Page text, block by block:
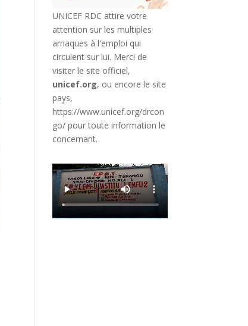
UNICEF RDC attire votre
attention sur les multiples
arnaques à l'emploi qui
circulent sur lui. Merci de
visiter le site officiel,
unicef.org, ou encore le site
pays,
https://www.unicef.org/drcon
go/ pour toute information le
concernant.